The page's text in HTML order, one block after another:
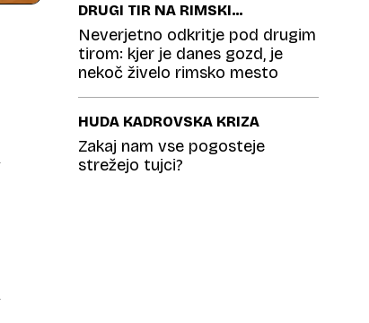
DRUGI TIR NA RIMSKI
CESTI
Neverjetno odkritje pod drugim
tirom: kjer je danes gozd, je
nekoč živelo rimsko mesto
HUDA KADROVSKA KRIZA
Zakaj nam vse pogosteje
strežejo tujci?